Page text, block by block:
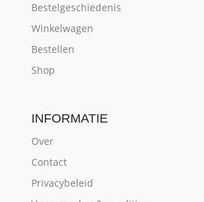
Bestelgeschiedenis
Winkelwagen
Bestellen
Shop
INFORMATIE
Over
Contact
Privacybeleid